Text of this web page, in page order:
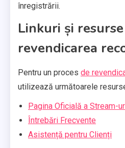
înregistrării.
Linkuri și
revendicarea
Pentru un proces de
utilizează următoarele
Pagina Oficială a Stream-
Întrebări Frecvente
Asistență pentru Clienți